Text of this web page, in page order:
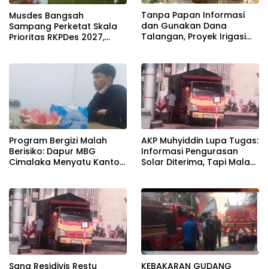
Musdes Bangsah
Sampang Perketat Skala
Prioritas RKPDes 2027,
pada pemerataan yang
Tanpa Papan Informasi
dan Gunakan Dana
Talangan, Proyek Irigasi
Program Bergizi Malah
Berisiko: Dapur MBG
Cimalaka Menyatu Kantor
AKP Muhyiddin Lupa Tugas:
Informasi Pengurasan
Solar Diterima, Tapi Malah
Sang Residivis Restu KEBAKARAN GUDANG